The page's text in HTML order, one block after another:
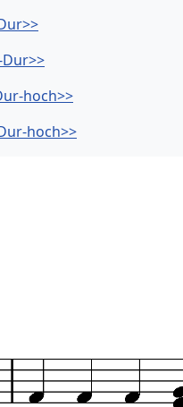
Dur>>
hoch>>
hoch>>